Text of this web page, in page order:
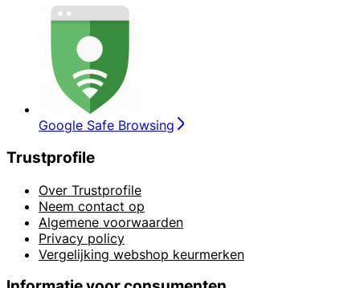
Google Safe Browsing
Trustprofile
Over Trustprofile
Neem contact op
Algemene voorwaarden
Privacy policy
Vergelijking webshop keurmerken